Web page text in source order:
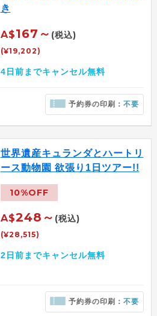
き
A$167～ (税込)
(¥19,202)
4日前までキャンセル無料
予約券の印刷：不要
世界遺産キュランダとハートリ
ース動物園 欲張り1日ツアー!!
10%OFF
A$248～ (税込)
(¥28,515)
2日前までキャンセル無料
予約券の印刷：不要